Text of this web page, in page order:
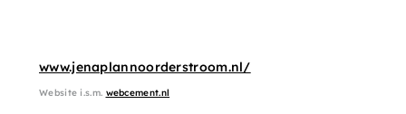
www.jenaplannoorderstroom.nl/
Website i.s.m. webcement.nl